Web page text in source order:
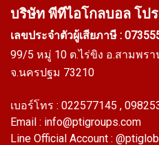
บริษัท พีทีไอโกลบอล โป
เลขประจำตัวผู้เสียภาษี :
99/5 หมู่ 10 ต.ไร่ขิง อ.สามพรา
จ.นครปฐม 73210
เบอร์โทร : 022577145 ,
Email : info@ptigroups.com
Line Official Account :